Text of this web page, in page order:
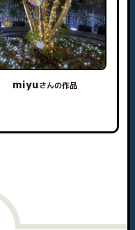
miyuさんの作品